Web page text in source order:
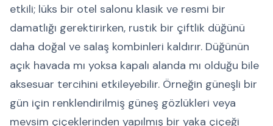
etkili; lüks bir otel salonu klasik ve resmi bir
damatlığı gerektirirken, rustik bir çiftlik düğünü
daha doğal ve salaş kombinleri kaldırır. Düğünün
açık havada mı yoksa kapalı alanda mı olduğu bile
aksesuar tercihini etkileyebilir. Örneğin güneşli bir
gün için renklendirilmiş güneş gözlükleri veya
mevsim çiçeklerinden yapılmış bir yaka çiçeği